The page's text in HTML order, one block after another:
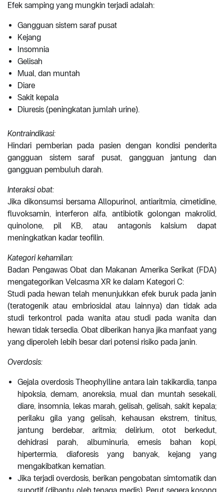
Efek samping yang mungkin terjadi adalah:
Gangguan sistem saraf pusat
Kejang
Insomnia
Gelisah
Mual, dan muntah
Diare
Sakit kepala
Diuresis (peningkatan jumlah urine).
Kontraindikasi:
Hindari pemberian pada pasien dengan kondisi penderita
gangguan sistem saraf pusat, gangguan jantung dan
gangguan pembuluh darah.
Interaksi obat:
Jika dikonsumsi bersama Allopurinol, antiaritmia, cimetidine,
fluvoksamin, interferon alfa, antibiotik golongan makrolid,
quinolone, pil KB, atau antagonis kalsium dapat
meningkatkan kadar teofilin.
Kategori kehamilan:
Badan Pengawas Obat dan Makanan Amerika Serikat (FDA)
mengategorikan Velcasma XR ke dalam Kategori C:
Studi pada hewan telah menunjukkan efek buruk pada janin
(teratogenik atau embriosidal atau lainnya) dan tidak ada
studi terkontrol pada wanita atau studi pada wanita dan
hewan tidak tersedia. Obat diberikan hanya jika manfaat yang
yang diperoleh lebih besar dari potensi risiko pada janin.
Overdosis:
Gejala overdosis Theophylline antara lain takikardia, tanpa
hipoksia, demam, anoreksia, mual dan muntah sesekali,
diare, insomnia, lekas marah, gelisah, gelisah, sakit kepala;
perilaku gila yang gelisah, kehausan ekstrem, tinitus,
jantung berdebar, aritmia; delirium, otot berkedut,
dehidrasi parah, albuminuria, emesis bahan kopi,
hipertermia, diaforesis yang banyak, kejang yang
mengakibatkan kematian.
Jika terjadi overdosis, berikan pengobatan simtomatik dan